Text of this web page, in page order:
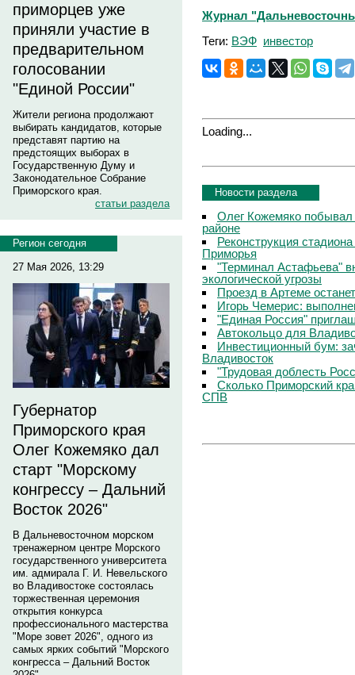
приморцев уже
приняли участие в
предварительном
голосовании
"Единой России"
Жители региона продолжают
выбирать кандидатов, которые
представят партию на
предстоящих выборах в
Государственную Думу и
Законодательное Собрание
Приморского края.
статьи раздела
Регион сегодня
27 Мая 2026, 13:29
Губернатор
Приморского края
Олег Кожемяко дал
старт "Морскому
конгрессу – Дальний
Восток 2026"
В Дальневосточном морском
тренажерном центре Морского
государственного университета
им. адмирала Г. И. Невельского
во Владивостоке состоялась
торжественная церемония
открытия конкурса
профессионального мастерства
"Море зовет 2026", одного из
самых ярких событий "Морского
конгресса – Дальний Восток
Журнал
Теги: ВЭФ инвестор
Loading...
Новости раздела
Олег Кожемяко
районе
Реконструкция
Приморья
"Терминал Астафьева"
экологической угрозы
Проезд в Артеме
Игорь Чемерис:
"Единая Россия"
Автокольцо для
Инвестиционный бум:
Владивосток
"Трудовая доблесть
Сколько Приморский
СПВ